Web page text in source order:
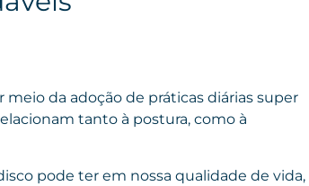
meio da adoção de práticas diárias super
tanto à postura, como à
pode ter em nossa qualidade de vida,